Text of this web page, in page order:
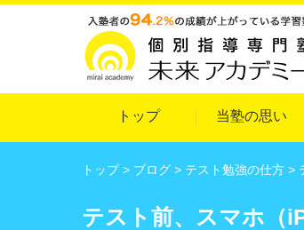
トップ 当塾の思い
トップ> ブログ > テスト勉強の仕方 >
テスト前、スマホ（